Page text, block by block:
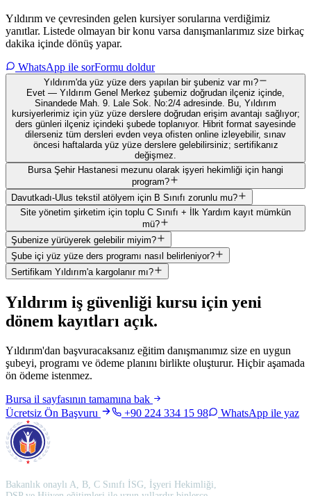
Yıldırım ve çevresinden gelen kursiyer sorularına verdiğimiz
yanıtlar. Listede olmayan bir konu varsa danışmanlarımız size birkaç
dakika içinde dönüş yapar.
WhatsApp ile sorFormu doldur
Yıldırım'da yüz yüze ders yapılan bir şubeniz var mı?
Evet — Yıldırım Genel Merkez şubemiz doğrudan ilçeniz içinde,
Sinandede Mah. 9. Lale Sok. No:2/4 adresinde. Bu, Yıldırım
kursiyerlerimiz için yüz yüze derslere doğrudan erişim avantajı sağlıyor;
ders günleri ilçeniz içindeki şubede toplanıyor. Hibrit format sayesinde
dilerseniz tüm dersleri evden veya ofisten online izleyebilir, sınav
öncesi haftalarda yüz yüze derslere gelebilirsiniz; sertifikanız
değişmez.
Bursa Şehir Hastanesi mezunu olarak işyeri hekimliği için hangi
program?
Davutkadı-Ulus tekstil atölyem için B Sınıfı zorunlu mu?
Site yönetim şirketim için toplu C Sınıfı + İlk Yardım kayıt mümkün
mü?
Şubenize yürüyerek gelebilir miyim?
Şube içi yüz yüze ders programı nasıl belirleniyor?
Sertifikam Yıldırım'a kargolanır mı?
Yıldırım iş güvenliği kursu için yeni
dönem kayıtları açık.
Yıldırım'dan başvuracaksanız eğitim danışmanımız size en uygun
şubeyi, programı ve ödeme planını birlikte oluşturur. Hiçbir aşamada
ön ödeme istenmez.
Bursa il sayfasının tamamına bak
Ücretsiz Ön Başvuru
+90 224 334 15 98 WhatsApp ile yaz
Bakanlık onaylı A, B, C Sınıfı İSG, İşyeri Hekimliği,